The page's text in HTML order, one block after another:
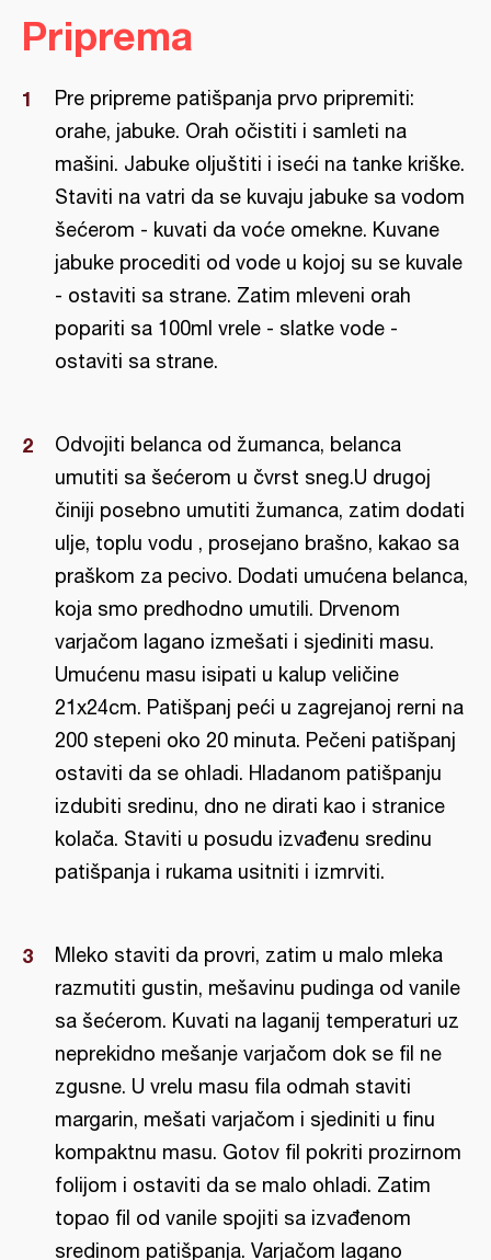
Priprema
Pre pripreme patišpanja prvo pripremiti:
orahe, jabuke. Orah očistiti i samleti na
mašini. Jabuke oljuštiti i iseći na tanke kriške.
Staviti na vatri da se kuvaju jabuke sa vodom
šećerom - kuvati da voće omekne. Kuvane
jabuke procediti od vode u kojoj su se kuvale
- ostaviti sa strane. Zatim mleveni orah
popariti sa 100ml vrele - slatke vode -
ostaviti sa strane.
Odvojiti belanca od žumanca, belanca
umutiti sa šećerom u čvrst sneg.U drugoj
činiji posebno umutiti žumanca, zatim dodati
ulje, toplu vodu , prosejano brašno, kakao sa
praškom za pecivo. Dodati umućena belanca,
koja smo predhodno umutili. Drvenom
varjačom lagano izmešati i sjediniti masu.
Umućenu masu isipati u kalup veličine
21x24cm. Patišpanj peći u zagrejanoj rerni na
200 stepeni oko 20 minuta. Pečeni patišpanj
ostaviti da se ohladi. Hladanom patišpanju
izdubiti sredinu, dno ne dirati kao i stranice
kolača. Staviti u posudu izvađenu sredinu
patišpanja i rukama usitniti i izmrviti.
Mleko staviti da provri, zatim u malo mleka
razmutiti gustin, mešavinu pudinga od vanile
sa šećerom. Kuvati na laganij temperaturi uz
neprekidno mešanje varjačom dok se fil ne
zgusne. U vrelu masu fila odmah staviti
margarin, mešati varjačom i sjediniti u finu
kompaktnu masu. Gotov fil pokriti prozirnom
folijom i ostaviti da se malo ohladi. Zatim
topao fil od vanile spojiti sa izvađenom
sredinom patišpanja. Varjačom lagano